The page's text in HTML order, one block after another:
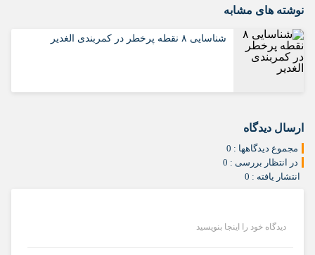
نوشته های مشابه
شناسایی ۸ نقطه پرخطر در کمربندی الغدیر
ارسال دیدگاه
مجموع دیدگاهها : 0
در انتظار بررسی : 0
انتشار یافته : 0
دیدگاه خود را اینجا بنویسید